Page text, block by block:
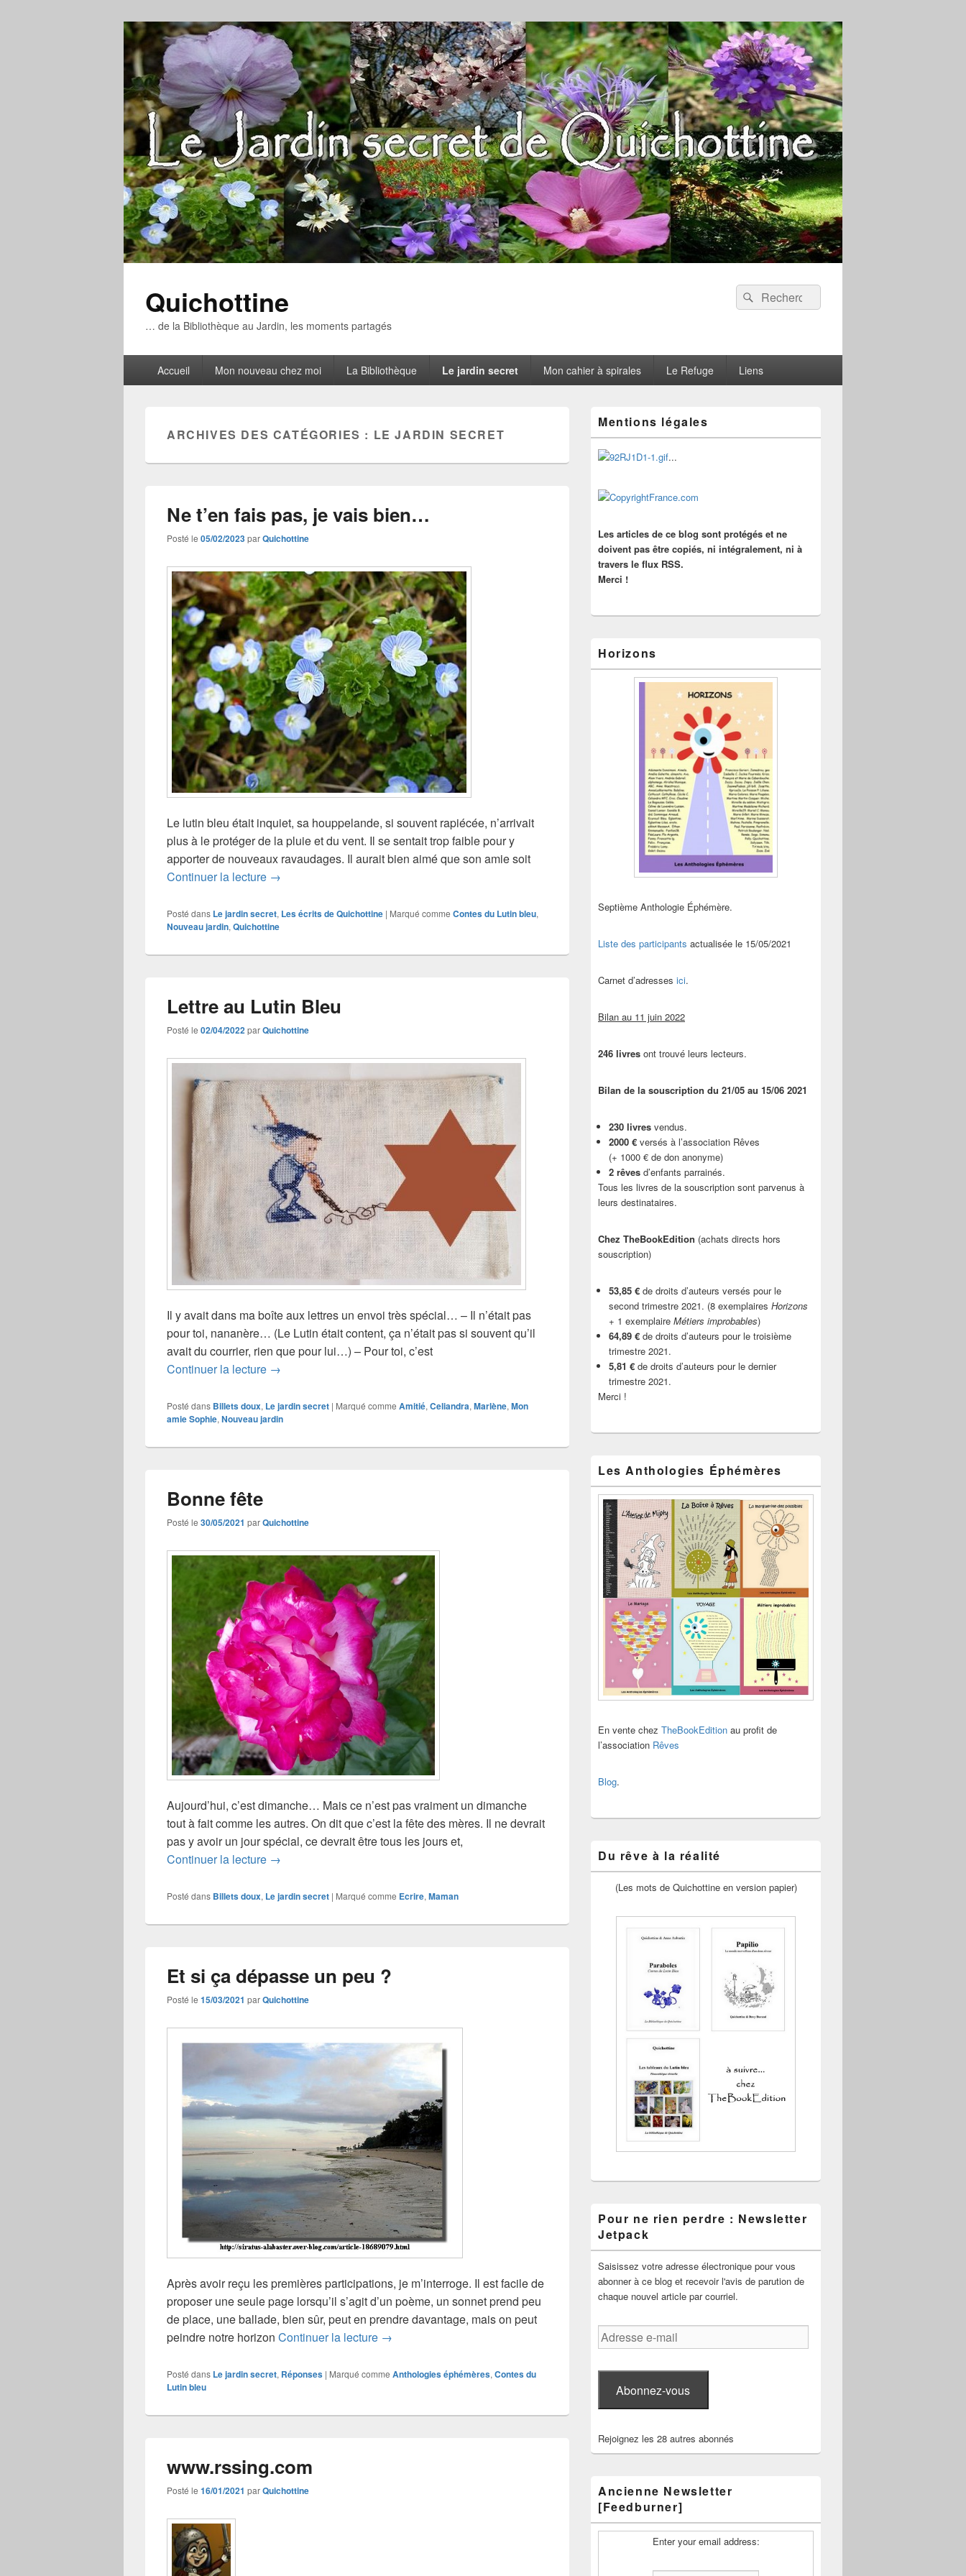
Quichottine
… de la Bibliothèque au Jardin, les moments partagés
Recherche :
Rechercher
principalAccueil Mon nouveau chez moi La Bibliothèque Le jardin secret Mon cahier à spirales Le Refuge Liens
ARCHIVES DES CATÉGORIES : LE JARDIN SECRET
Ne t’en fais pas, je vais bien…
Posté le 05/02/2023parQuichottine
Le lutin bleu était inquiet, sa houppelande, si souvent rapiécée, n’arrivait
plus à le protéger de la pluie et du vent. Il se sentait trop faible pour y
apporter de nouveaux ravaudages. Il aurait bien aimé que son amie soit
Continuer la lecture Ne t’en fais pas, je vais bien…
→
Posté dans Le jardin secret, Les écrits de Quichottine | Marqué comme Contes du Lutin bleu,
Nouveau jardin, Quichottine
Lettre au Lutin Bleu
Posté le 02/04/2022parQuichottine
Il y avait dans ma boîte aux lettres un envoi très spécial… – Il n’était pas
pour toi, nananère… (Le Lutin était content, ça n’était pas si souvent qu’il
avait du courrier, rien que pour lui…) – Pour toi, c’est
Continuer la lecture Lettre au Lutin Bleu
→
Posté dans Billets doux, Le jardin secret | Marqué comme Amitié, Celiandra, Marlène, Mon
amie Sophie, Nouveau jardin
Bonne fête
Posté le 30/05/2021 parQuichottine
Aujourd’hui, c’est dimanche… Mais ce n’est pas vraiment un dimanche
tout à fait comme les autres. On dit que c’est la fête des mères. Il ne devrait
pas y avoir un jour spécial, ce devrait être tous les jours et,
Continuer la lecture Bonne fête
→
Posté dans Billets doux, Le jardin secret | Marqué comme Ecrire, Maman
Et si ça dépasse un peu ?
Posté le 15/03/2021 parQuichottine
Après avoir reçu les premières participations, je m’interroge. Il est facile de
proposer une seule page lorsqu’il s’agit d’un poème, un sonnet prend peu
de place, une ballade, bien sûr, peut en prendre davantage, mais on peut
peindre notre horizon Continuer la lecture Et si ça dépasse un peu ?
→
Posté dans Le jardin secret, Réponses | Marqué comme Anthologies éphémères, Contes du
Lutin bleu
www.rssing.com
Posté le 16/01/2021 parQuichottine
principale
de
widget
pour
barre
latérale
Mentions légales
...
Les articles de ce blog sont protégés et ne
doivent pas être copiés, ni intégralement, ni à
travers le flux RSS.
Merci !
Horizons
Septième Anthologie Éphémère.
Liste des participants actualisée le 15/05/2021
Carnet d’adresses ici.
Bilan au 11 juin 2022
246 livres ont trouvé leurs lecteurs.
Bilan de la souscription du 21/05 au 15/06 2021
230 livres vendus.
2000 € versés à l’association Rêves
(+ 1000 € de don anonyme)
2 rêves d’enfants parrainés.
Tous les livres de la souscription sont parvenus à
leurs destinataires.
Chez TheBookEdition (achats directs hors
souscription)
53,85 € de droits d’auteurs versés pour le
second trimestre 2021. (8 exemplaires Horizons
+ 1 exemplaire Métiers improbables)
64,89 € de droits d’auteurs pour le troisième
trimestre 2021.
5,81 € de droits d’auteurs pour le dernier
trimestre 2021.
Merci !
Les Anthologies Éphémères
En vente chez TheBookEdition au profit de
l’association Rêves
Blog.
Du rêve à la réalité
(Les mots de Quichottine en version papier)
Pour ne rien perdre : Newsletter
Jetpack
Saisissez votre adresse électronique pour vous
abonner à ce blog et recevoir l'avis de parution de
chaque nouvel article par courriel.
Adresse
e-
Abonnez-vous
Rejoignez les 28 autres abonnés
Ancienne Newsletter
[Feedburner]
Enter your email address: